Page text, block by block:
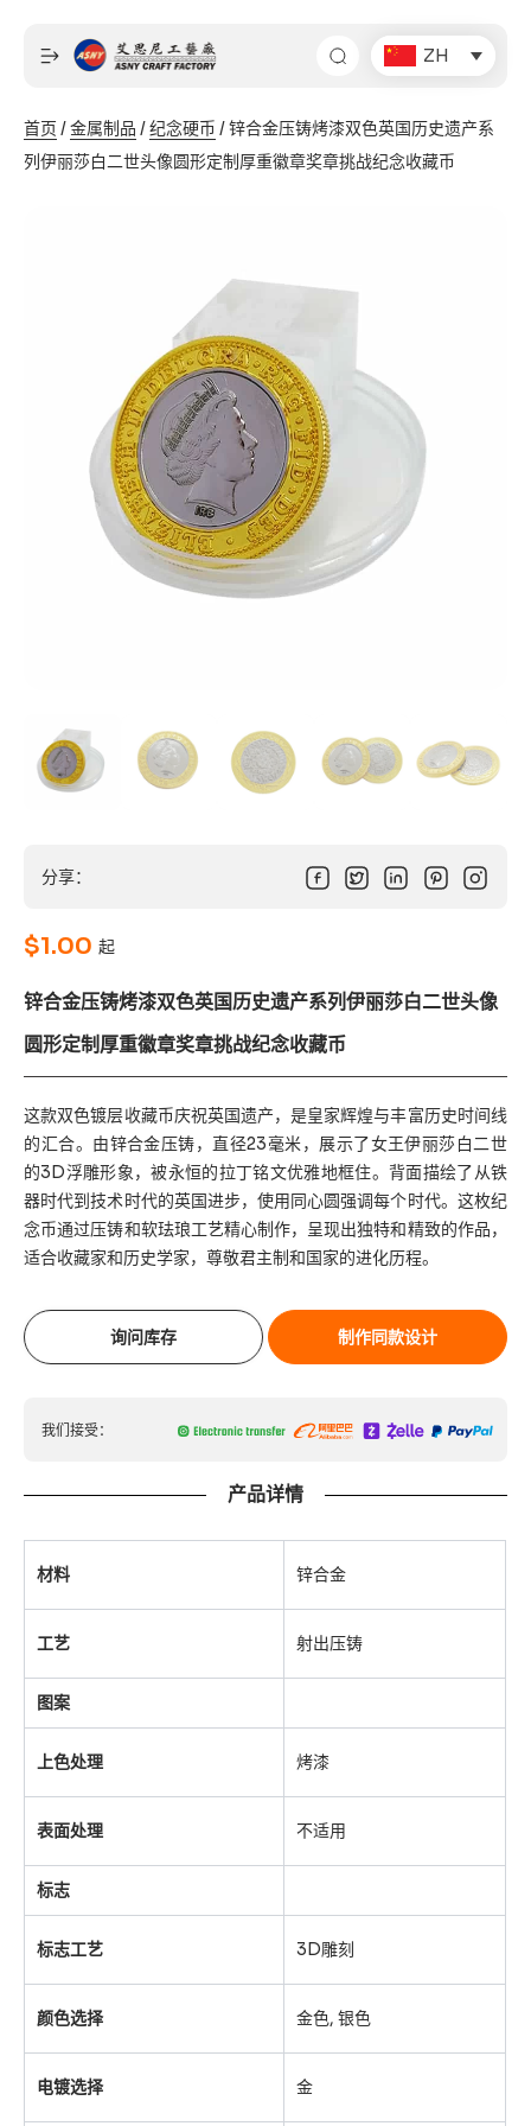
ZH
首页 /金属制品 /纪念硬币 / 锌合金压铸烤漆双色英国历史遗产系
列伊丽莎白二世头像圆形定制厚重徽章奖章挑战纪念收藏币
分享：
$1.00 起
锌合金压铸烤漆双色英国历史遗产系列伊丽莎白二世头像
圆形定制厚重徽章奖章挑战纪念收藏币
这款双色镀层收藏币庆祝英国遗产，是皇家辉煌与丰富历史时间线
的汇合。由锌合金压铸，直径23毫米，展示了女王伊丽莎白二世
的3D浮雕形象，被永恒的拉丁铭文优雅地框住。背面描绘了从铁
器时代到技术时代的英国进步，使用同心圆强调每个时代。这枚纪
念币通过压铸和软珐琅工艺精心制作，呈现出独特和精致的作品，
适合收藏家和历史学家，尊敬君主制和国家的进化历程。
询问库存 制作同款设计
我们接受：
产品详情
材料 锌合金
工艺 射出压铸
图案
上色处理 烤漆
表面处理 不适用
标志
标志工艺 3D雕刻
颜色选择 金色, 银色
电镀选择 金